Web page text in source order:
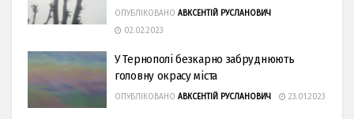
ОПУБЛІКОВАНО АВКСЕНТІЙ РУСЛАНОВИЧ
02.02.2023
У Тернополі безкарно забруднюють
головну окрасу міста
ОПУБЛІКОВАНО АВКСЕНТІЙ РУСЛАНОВИЧ 23.01.2023